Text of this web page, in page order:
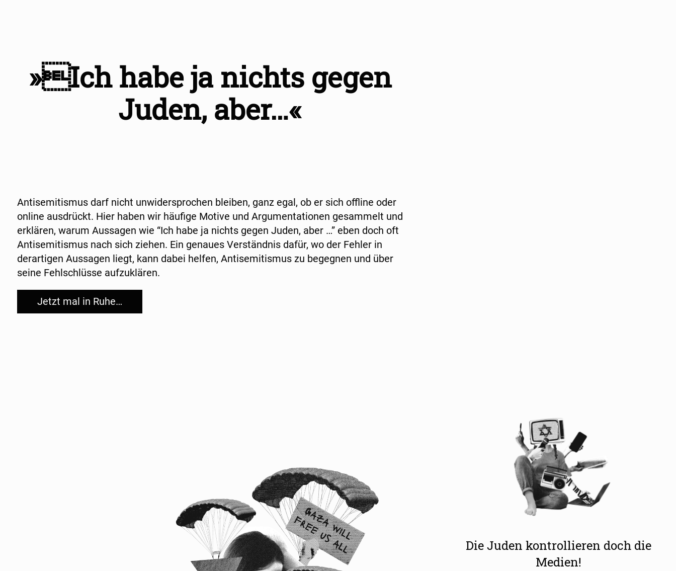
»Ich habe ja nichts gegen
Juden, aber…«
Antisemitismus darf nicht unwidersprochen bleiben, ganz egal, ob er sich offline oder
online ausdrückt. Hier haben wir häufige Motive und Argumentationen gesammelt und
erklären, warum Aussagen wie “Ich habe ja nichts gegen Juden, aber …” eben doch oft
Antisemitismus nach sich ziehen. Ein genaues Verständnis dafür, wo der Fehler in
derartigen Aussagen liegt, kann dabei helfen, Antisemitismus zu begegnen und über
seine Fehlschlüsse aufzuklären.
Jetzt mal in Ruhe…
Die Juden kontrollieren doch die
Medien!